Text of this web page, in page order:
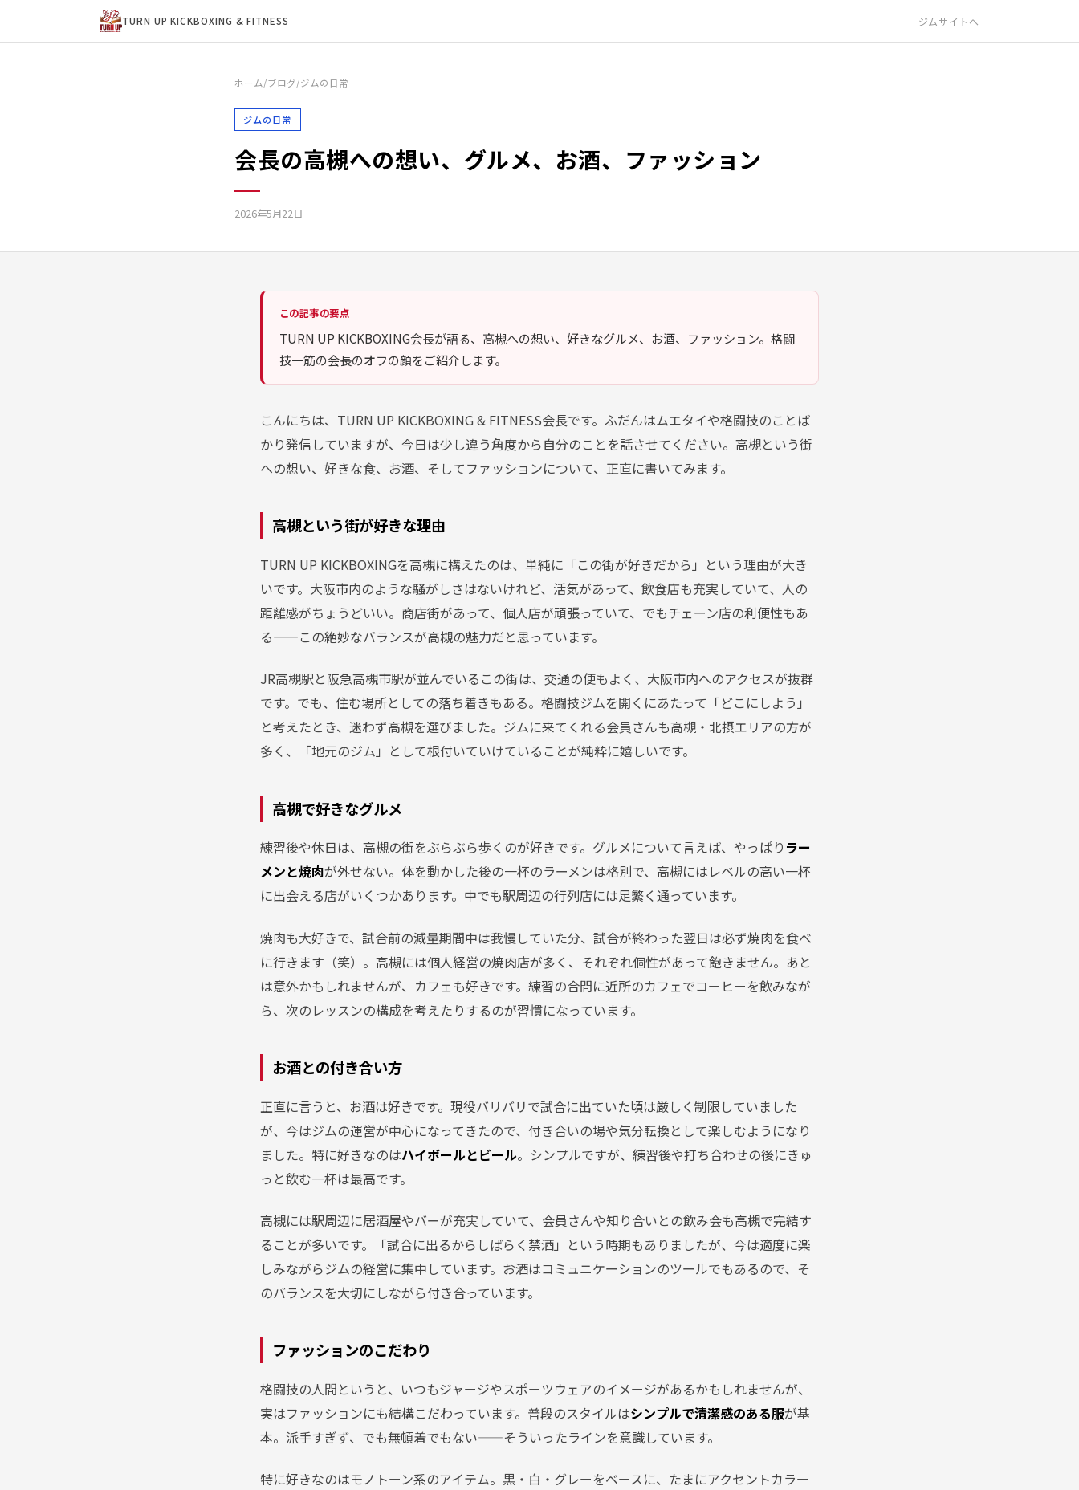
TURN UP KICKBOXING & FITNESS ジムサイトへ
ホーム/ブログ/ジムの日常
ジムの日常
会長の高槻への想い、グルメ、お酒、ファッション
2026年5月22日
この記事の要点
TURN UP KICKBOXING会長が語る、高槻への想い、好きなグルメ、お酒、ファッション。格闘
技一筋の会長のオフの顔をご紹介します。
こんにちは、TURN UP KICKBOXING & FITNESS会長です。ふだんはムエタイや格闘技のことば
かり発信していますが、今日は少し違う角度から自分のことを話させてください。高槻という街
への想い、好きな食、お酒、そしてファッションについて、正直に書いてみます。
高槻という街が好きな理由
TURN UP KICKBOXINGを高槻に構えたのは、単純に「この街が好きだから」という理由が大き
いです。大阪市内のような騒がしさはないけれど、活気があって、飲食店も充実していて、人の
距離感がちょうどいい。商店街があって、個人店が頑張っていて、でもチェーン店の利便性もあ
る——この絶妙なバランスが高槻の魅力だと思っています。
JR高槻駅と阪急高槻市駅が並んでいるこの街は、交通の便もよく、大阪市内へのアクセスが抜群
です。でも、住む場所としての落ち着きもある。格闘技ジムを開くにあたって「どこにしよう」
と考えたとき、迷わず高槻を選びました。ジムに来てくれる会員さんも高槻・北摂エリアの方が
多く、「地元のジム」として根付いていけていることが純粋に嬉しいです。
高槻で好きなグルメ
練習後や休日は、高槻の街をぶらぶら歩くのが好きです。グルメについて言えば、やっぱり ラー
メンと焼肉が外せない。体を動かした後の一杯のラーメンは格別で、高槻にはレベルの高い一杯
に出会える店がいくつかあります。中でも駅周辺の行列店には足繁く通っています。
焼肉も大好きで、試合前の減量期間中は我慢していた分、試合が終わった翌日は必ず焼肉を食べ
に行きます（笑）。高槻には個人経営の焼肉店が多く、それぞれ個性があって飽きません。あと
は意外かもしれませんが、カフェも好きです。練習の合間に近所のカフェでコーヒーを飲みなが
ら、次のレッスンの構成を考えたりするのが習慣になっています。
お酒との付き合い方
正直に言うと、お酒は好きです。現役バリバリで試合に出ていた頃は厳しく制限していました
が、今はジムの運営が中心になってきたので、付き合いの場や気分転換として楽しむようになり
ました。特に好きなのはハイボールとビール。シンプルですが、練習後や打ち合わせの後にきゅ
っと飲む一杯は最高です。
高槻には駅周辺に居酒屋やバーが充実していて、会員さんや知り合いとの飲み会も高槻で完結す
ることが多いです。「試合に出るからしばらく禁酒」という時期もありましたが、今は適度に楽
しみながらジムの経営に集中しています。お酒はコミュニケーションのツールでもあるので、そ
のバランスを大切にしながら付き合っています。
ファッションのこだわり
格闘技の人間というと、いつもジャージやスポーツウェアのイメージがあるかもしれませんが、
実はファッションにも結構こだわっています。普段のスタイルはシンプルで清潔感のある服が基
本。派手すぎず、でも無頓着でもない——そういったラインを意識しています。
特に好きなのはモノトーン系のアイテム。黒・白・グレーをベースに、たまにアクセントカラー